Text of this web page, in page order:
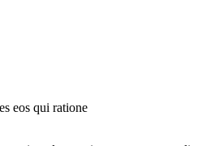
eos qui ratione